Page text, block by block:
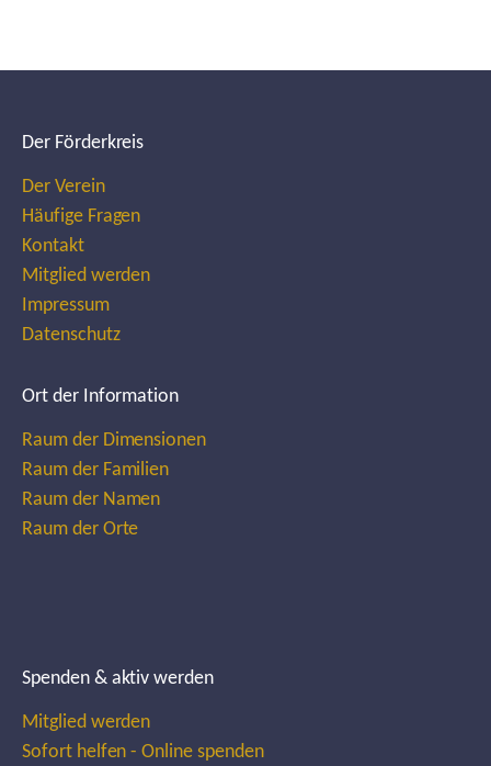
Der Förderkreis
Der Verein
Häufige Fragen
Kontakt
Mitglied werden
Impressum
Datenschutz
Ort der Information
Raum der Dimensionen
Raum der Familien
Raum der Namen
Raum der Orte
Spenden & aktiv werden
Mitglied werden
Sofort helfen - Online spenden